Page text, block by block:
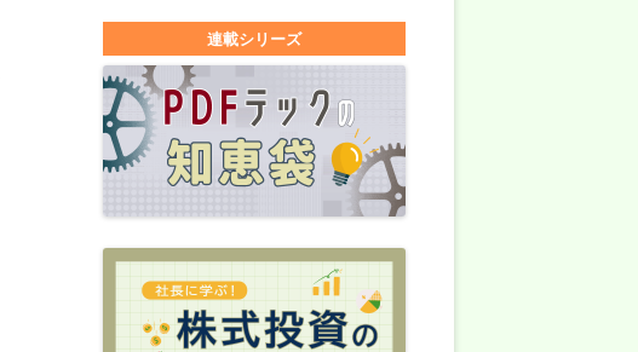
連載シリーズ